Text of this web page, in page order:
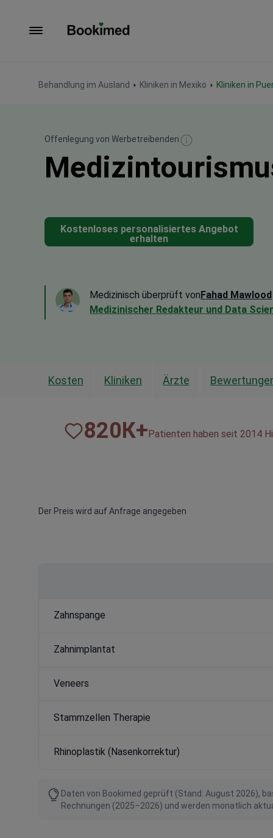
Behandlung im Ausland Kliniken in Mexiko Kliniken in
Offenlegung von Werbetreibenden
Kostenloses personalisiertes Angebot
erhalten
Medizinisch überprüft vonFahad Mawlood
Medizinischer Redakteur und Data
Kosten Kliniken Ärzte
820К+Patienten haben seit 2014
Der Preis wird auf Anfrage angegeben
Zahnspange
Zahnimplantat
Veneers
Stammzellen Therapie
Rhinoplastik (Nasenkorrektur)
Daten von Bookimed geprüft (Stand: August 2026),
Rechnungen (2025–2026) und werden monatlich